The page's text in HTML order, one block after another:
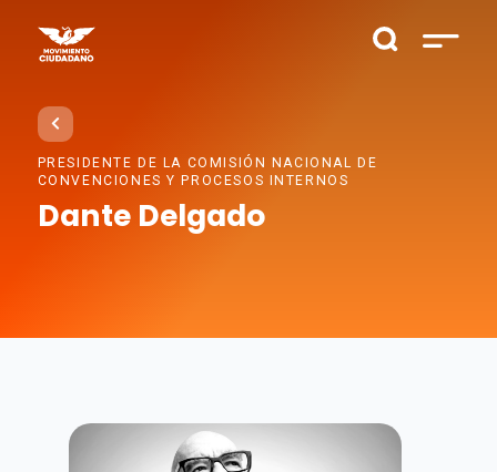
PRESIDENTE DE LA COMISIÓN NACIONAL DE
CONVENCIONES Y PROCESOS INTERNOS
Dante Delgado